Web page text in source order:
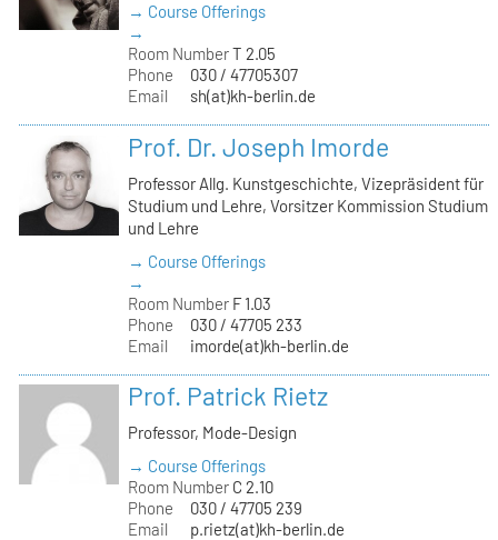
→ Course Offerings
→
Room NumberT 2.05
Phone
030 / 47705307
Email
sh(at)kh-berlin.de
Prof. Dr. Joseph Imorde
Professor Allg. Kunstgeschichte, Vizepräsident für
Studium und Lehre, Vorsitzer Kommission Studium
und Lehre
→ Course Offerings
→
Room Number F 1.03
Phone
030 / 47705 233
Email
imorde(at)kh-berlin.de
Prof. Patrick Rietz
Professor, Mode-Design
→ Course Offerings
Room Number C 2.10
Phone
030 / 47705 239
Email
p.rietz(at)kh-berlin.de